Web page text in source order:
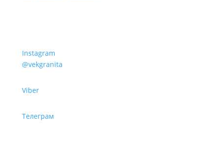
Instagram
@vekgranita
Viber
Телеграм